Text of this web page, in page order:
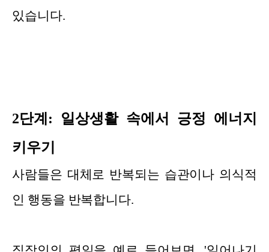
있습니다.
2단계: 일상생활 속에서 긍정 에너지
키우기
사람들은 대체로 반복되는 습관이나 의식적
인 행동을 반복합니다.